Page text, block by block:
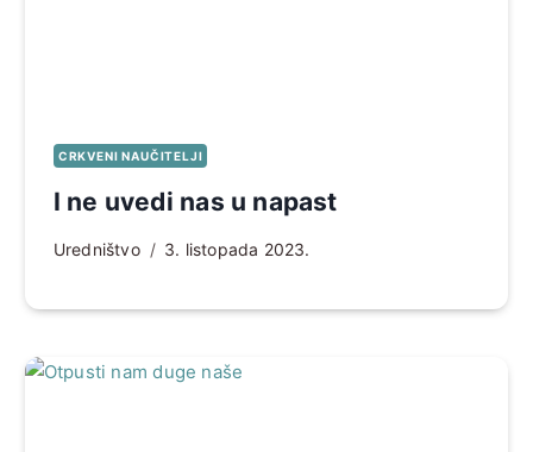
CRKVENI NAUČITELJI
I ne uvedi nas u napast
Uredništvo 3. listopada 2023.